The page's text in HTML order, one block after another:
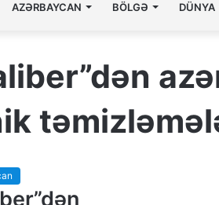
AZƏRBAYCAN BÖLGƏ DÜNYA